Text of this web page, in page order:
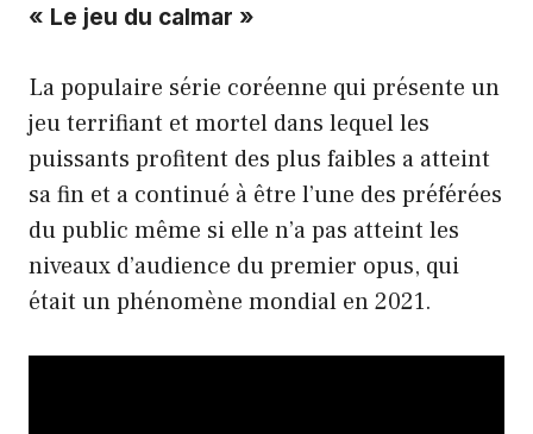
« Le jeu du calmar »
La populaire série coréenne qui présente un
jeu terrifiant et mortel dans lequel les
puissants profitent des plus faibles a atteint
sa fin et a continué à être l’une des préférées
du public même si elle n’a pas atteint les
niveaux d’audience du premier opus, qui
était un phénomène mondial en 2021.